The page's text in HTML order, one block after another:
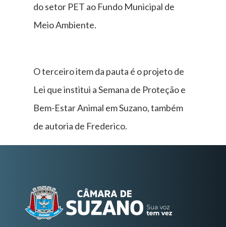
do setor PET ao Fundo Municipal de
Meio Ambiente.
O terceiro item da pauta é o projeto de
Lei que institui a Semana de Proteção e
Bem-Estar Animal em Suzano, também
de autoria de Frederico.